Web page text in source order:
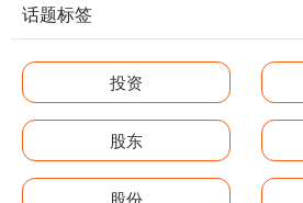
话题标签
投资
股东